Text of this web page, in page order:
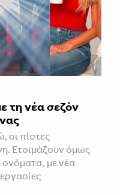
τη νέα σεζόν
οι πίστες
Ετοιμάζουν όμως
με νέα